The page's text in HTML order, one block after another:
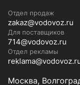
Отдел продаж
zakaz@vodovoz.ru
Для поставщиков
714@vodovoz.ru
Отдел рекламы
Москва,